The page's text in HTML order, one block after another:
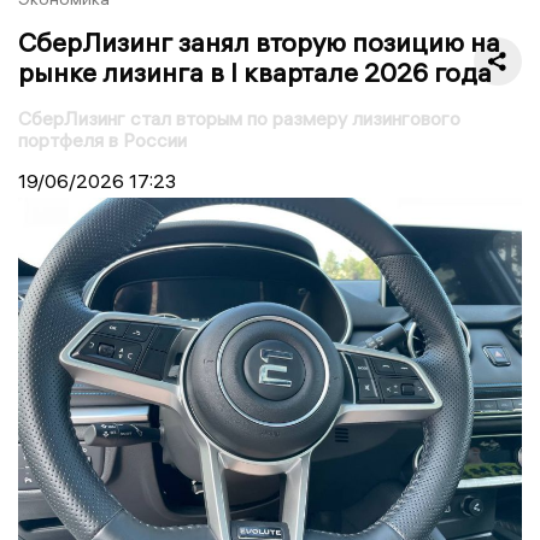
СберЛизинг занял вторую позицию на
рынке лизинга в I квартале 2026 года
СберЛизинг стал вторым по размеру лизингового
портфеля в России
19/06/2026 17:23